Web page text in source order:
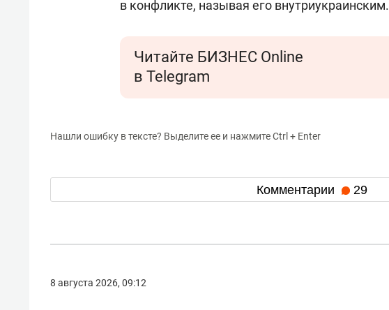
в конфликте, называя его внутриукраинским.
Читайте БИЗНЕС Online
в Telegram
Нашли ошибку в тексте? Выделите ее и нажмите Ctrl + Enter
Комментарии 29
8 августа 2026, 09:12